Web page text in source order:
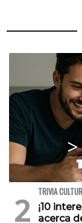
TRIVIA
¡10
acerca